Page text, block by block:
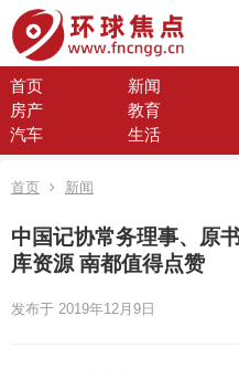
首页 新闻
房产
教育
汽车
生活
首页 新闻
中国记协常务理事、原
库资源 南都值得点赞
发布于 2019年12月9日